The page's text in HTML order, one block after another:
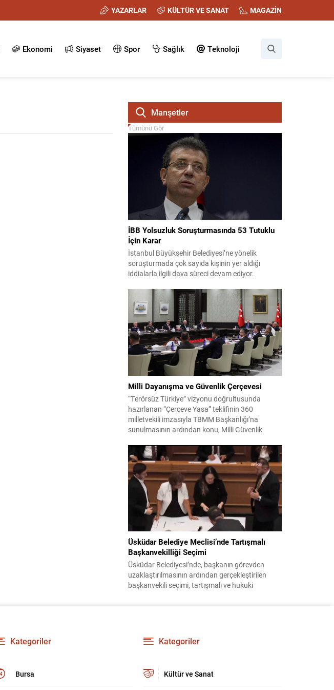
YAZARLAR KÜLTÜR VE SANAT MAGAZİN
Ekonomi Siyaset Spor Sağlık Teknoloji
Manşetler
Tümünü Gör
İBB Yolsuzluk Soruşturmasında 53 Tutuklu
İçin Karar
İstanbul Büyükşehir Belediyesi’ne yönelik
soruşturmada çok sayıda kişinin yer aldığı
iddialarla ilgili dava süreci devam ediyor.
sanıkların tutukluluk hallerini ayrı ayrı
değerlendirdi. İnceleme sonucunda, aralarında
Ekrem İmamoğlu’nun da bulunduğu 53 tutuklu
hakkında tutukluluk hallerinin sürdürülmesine
karar verildi. İddialar ve değerlendirilen talepler
Soruşturma kapsamında sanıklara yöneltilen...
Milli Dayanışma ve Güvenlik Çerçevesi
“Terörsüz Türkiye” vizyonu doğrultusunda
hazırlanan “Çerçeve Yasa” teklifinin 360
milletvekili imzasıyla TBMM Başkanlığı’na
sunulmasının ardından konu, Milli Güvenlik
Toplantı sonrası yayımlanan sekiz maddelik
bildiri, ülke güvenliği ve bölgesel gelişmelere dair
değerlendirmeleri içermektedir. Yaklaşık 2 saat
15 dakika süren oturumun sonuç metninde;
terörle mücadele, bölgesel istikrar,...
Üsküdar Belediye Meclisi’nde Tartışmalı
Başkanvekilliği Seçimi
Üsküdar Belediyesi’nde, başkanın görevden
uzaklaştırılmasının ardından gerçekleştirilen
başkanvekili seçimi, tartışmalı ve hukuki
kamuoyunda tepkilere yol açtı. Seçim sürecinde
yaşanan gelişmeler, parti grupları arasındaki
Kategoriler
Bursa
Kategoriler
Kültür ve Sanat